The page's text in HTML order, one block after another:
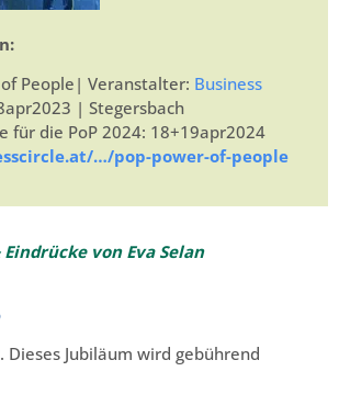
of People| Veranstalter: Business
| Stegersbach
für die PoP 2024: 18+19apr2024
…/pop-power-of-people
von Eva Selan
Dieses Jubiläum wird gebührend